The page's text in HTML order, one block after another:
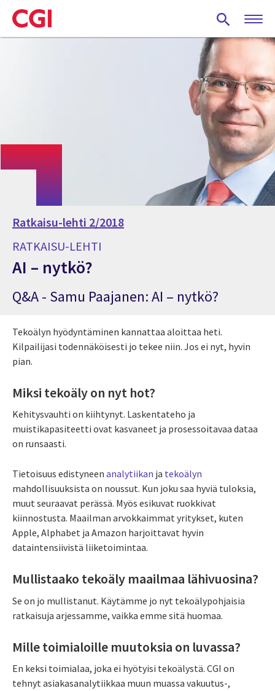
Skip
to
main
Ratkaisu-lehti 2/2018
RATKAISU-LEHTI
AI – nytkö?
Q&A - Samu Paajanen: AI – nytkö?
Tekoälyn hyödyntäminen kannattaa aloittaa heti.
Kilpailijasi todennäköisesti jo tekee niin. Jos ei nyt, hyvin
pian.
Miksi tekoäly on nyt hot?
Kehitysvauhti on kiihtynyt. Laskentateho ja
muistikapasiteetti ovat kasvaneet ja prosessoitavaa dataa
on runsaasti.
Tietoisuus edistyneen analytiikan ja tekoälyn
mahdollisuuksista on noussut. Kun joku saa hyviä tuloksia,
muut seuraavat perässä. Myös esikuvat ruokkivat
kiinnostusta. Maailman arvokkaimmat yritykset, kuten
Apple, Alphabet ja Amazon harjoittavat hyvin
dataintensiivistä liiketoimintaa.
Mullistaako tekoäly maailmaa lähivuosina?
Se on jo mullistanut. Käytämme jo nyt tekoälypohjaisia
ratkaisuja arjessamme, vaikka emme sitä huomaa.
Mille toimialoille muutoksia on luvassa?
En keksi toimialaa, joka ei hyötyisi tekoälystä. CGI on
tehnyt asiakasanalytiikkaa muun muassa vakuutus-,